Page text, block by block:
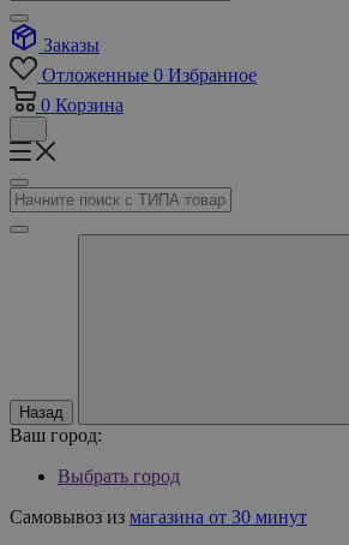
Заказы
Отложенные 0 Избранное
0 Корзина
Назад
Ваш город:
Выбрать город
Самовывоз из магазина от 30 минут